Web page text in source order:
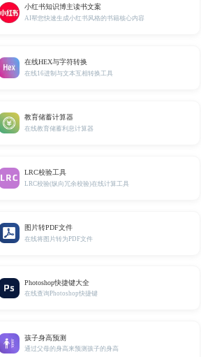
小红书知识博主读书文案
AI帮您快速生成小红书风格的书籍核心内容
在线HEX与字符转换
在线16进制与文本互相转换工具
教育储蓄计算器
在线教育储蓄利息计算器
LRC校验工具
LRC校验(纵向冗余校验)在线计算工具
图片转PDF文件
在线将图片转为PDF文件
Photoshop快捷键大全
在线查询Photoshop快捷键
孩子身高预测
通过父母的身高来预测孩子的身高